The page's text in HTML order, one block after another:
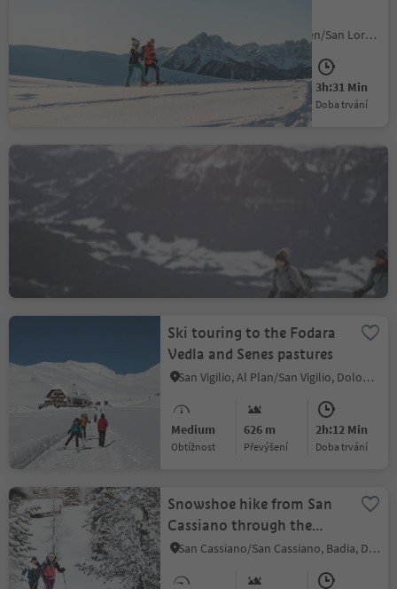
Chienes/Kiens, St.Lorenzen/San Lorenzo di Sebato, Dolomites Region Kronplatz/Plan de Corones
Medium 684 m
Převýšení
3h:31 Min
doba trvání
Premium Panorama Tour
on the Rittner Horn
Medium 355 m
Převýšení
2h:47 Min
doba trvání
Ski touring to the Fodara
Vedla and Senes pastures
San Vigilio, Al Plan/San Vigilio, Dolomites Region Kronplatz/Plan de Corones
Medium
Obtížnost
626 m
Převýšení
2h:12 Min
doba trvání
Snowshoe hike from San
Cassiano through the
Armentarola woods
San Cassiano/San Cassiano, Badia, Dolomites Region Alta Badia